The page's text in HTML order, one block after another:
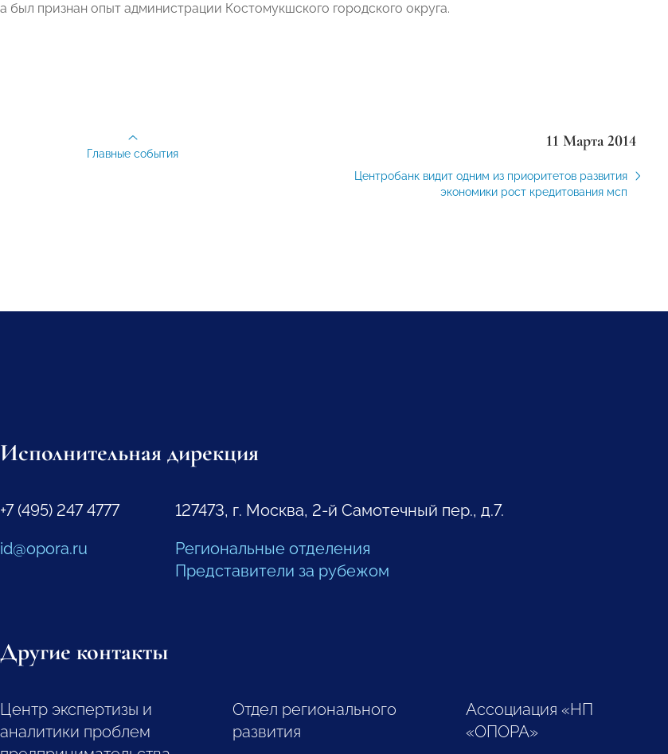
был признан опыт администрации Костомукшского городского округа.
11 Марта 2014
Центробанк видит одним из приоритетов развития
экономики рост кредитования мсп
Главные события
Исполнительная дирекция
+7 (495) 247 4777
id@opora.ru
127473, г. Москва, 2-й Самотечный пер., д.7.
Региональные отделения
Представители за рубежом
Другие контакты
Центр экспертизы и
аналитики проблем
Отдел регионального
развития
Ассоциация «НП
«ОПОРА»